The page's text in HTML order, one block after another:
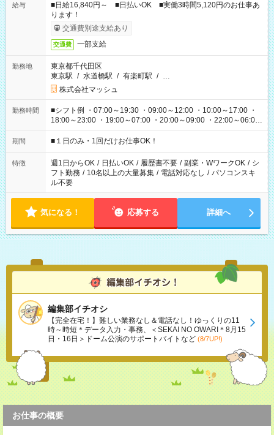
給与
■日給16,840円～ ■日払いOK ■実働3時間5,120円のお仕事あ
ります！
交通費別途支給あり
交通費 一部支給
勤務地
東京都千代田区
東京駅 / 水道橋駅 / 有楽町駅 / …
株式会社マッシュ
勤務時間
■シフト例 ・07:00～19:30 ・09:00～12:00 ・10:00～17:00 ・
18:00～23:00 ・19:00～07:00 ・20:00～09:00 ・22:00～06:00
etc ★最短で3時間で5,120円のお仕事から 15時間で2万円近く稼
げるお仕事も！ ご希望のお時間に合わせてご紹介！ ※シフトは
ください！
期間 ■１日のみ・1回だけお仕事OK！
特徴 週1日からOK / 日払いOK / 履歴書不要 / 副業・WワークOK / シ
フト勤務 / 10名以上の大量募集 / 電話対応なし / パソコンスキ
ル不要
気になる！ 応募する 詳細へ
編集部イチオシ
【完全在宅！】難しい業務なし＆電話なし！ゆっくりの11
時～時短＊データ入力・事務、＜SEKAI NO OWARI＊8月15
日・16日＞ドーム公演のサポートバイトなど (8/7UP!)
お仕事の概要